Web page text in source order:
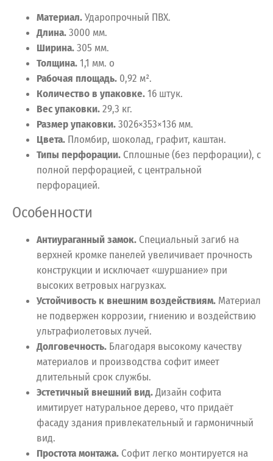
Материал.Ударопрочный ПВХ.
Длина.3000 мм.
Ширина.305 мм.
Толщина.1,1 мм. o
Рабочая площадь. 0,92 м².
Количество в упаковке.16 штук.
Вес упаковки.29,3 кг.
Размер упаковки.3026×353×136 мм.
Цвета. Пломбир, шоколад, графит, каштан.
Типы перфорации. Сплошные (без перфорации), с
полной перфорацией, с центральной
перфорацией.
Особенности
Антиураганный замок. Специальный загиб на
верхней кромке панелей увеличивает прочность
конструкции и исключает «шуршание» при
высоких ветровых нагрузках.
Устойчивость к внешним воздействиям. Материал
не подвержен коррозии, гниению и воздействию
ультрафиолетовых лучей.
Долговечность. Благодаря высокому качеству
материалов и производства софит имеет
длительный срок службы.
Эстетичный внешний вид.Дизайн софита
имитирует натуральное дерево, что придаёт
фасаду здания привлекательный и гармоничный
вид.
Простота монтажа. Софит легко монтируется на